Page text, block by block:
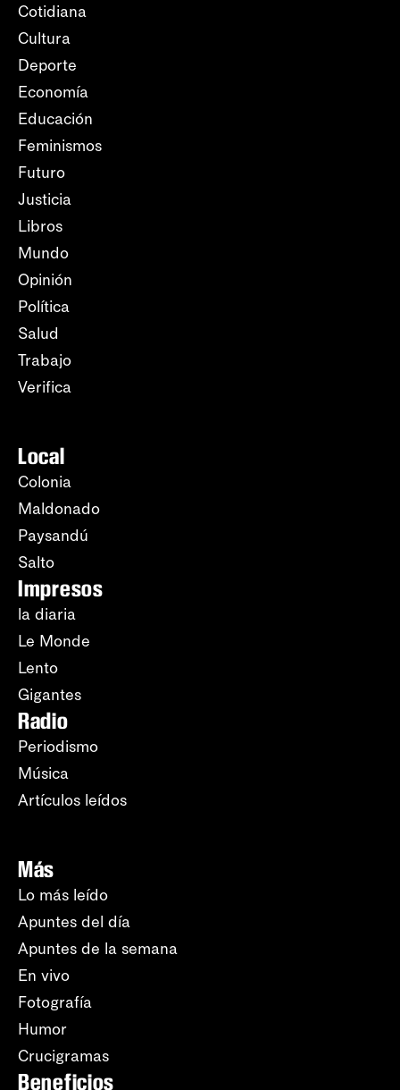
Cotidiana
Cultura
Deporte
Economía
Educación
Feminismos
Futuro
Justicia
Libros
Mundo
Opinión
Política
Salud
Trabajo
Verifica
Local
Colonia
Maldonado
Paysandú
Salto
Impresos
la diaria
Le Monde
Lento
Gigantes
Radio
Periodismo
Música
Artículos leídos
Más
Lo más leído
Apuntes del día
Apuntes de la semana
En vivo
Fotografía
Humor
Crucigramas
Beneficios